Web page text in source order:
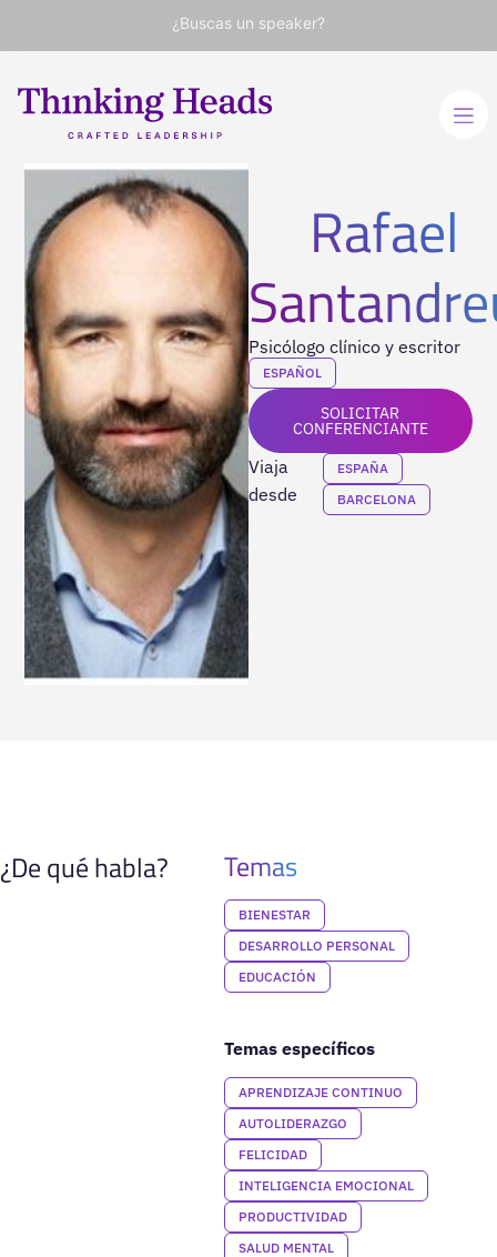
¿Buscas un speaker?
Rafael
Psicólogo clínico y escritor
ESPAÑOL
SOLICITAR
CONFERENCIANTE
Viaja
desde
ESPAÑA
BARCELONA
¿De qué habla? Temas
BIENESTAR
DESARROLLO PERSONAL
EDUCACIÓN
Temas específicos
APRENDIZAJE CONTINUO
AUTOLIDERAZGO
FELICIDAD
INTELIGENCIA EMOCIONAL
PRODUCTIVIDAD
SALUD MENTAL